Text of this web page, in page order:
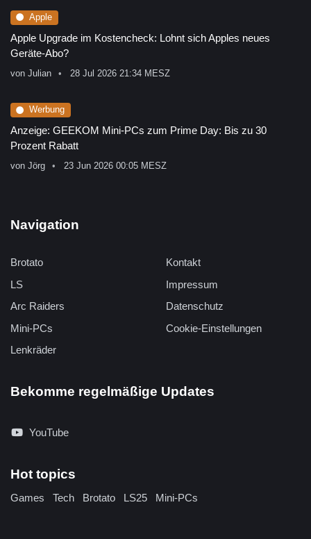
Apple
Apple Upgrade im Kostencheck: Lohnt sich Apples neues
Geräte-Abo?
von Julian 28 Jul 2026 21:34 MESZ
Werbung
Anzeige: GEEKOM Mini-PCs zum Prime Day: Bis zu 30
Prozent Rabatt
von Jörg 23 Jun 2026 00:05 MESZ
Navigation
Brotato
LS
Arc Raiders
Mini-PCs
Lenkräder
Kontakt
Impressum
Datenschutz
Cookie-Einstellungen
Bekomme regelmäßige Updates
YouTube
Hot topics
Games Tech Brotato LS25 Mini-PCs